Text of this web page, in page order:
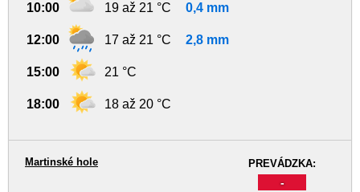
10:00 19 až 21 °C 0,4 mm
12:00 17 až 21 °C 2,8 mm
15:00 21 °C
18:00 18 až 20 °C
PREVÁDZKA:
-
Martinské hole